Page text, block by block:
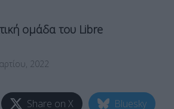
ομάδα του Libre
2022
Share on X Bluesky